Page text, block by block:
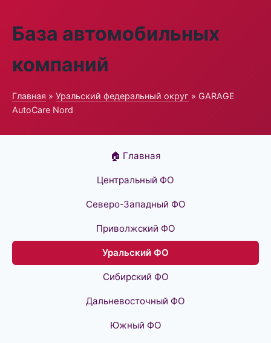
База автомобильных
компаний
Главная » Уральский федеральный округ » GARAGE
AutoCare Nord
🏠 Главная
Центральный ФО
Северо-Западный ФО
Приволжский ФО
Уральский ФО
Сибирский ФО
Дальневосточный ФО
Южный ФО